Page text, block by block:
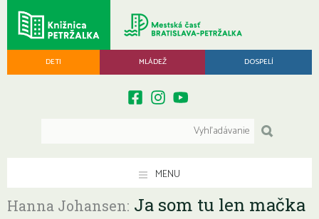
DETI MLÁDEŽ DOSPELÍ
MENU
Hanna Johansen: Ja som tu len mačka